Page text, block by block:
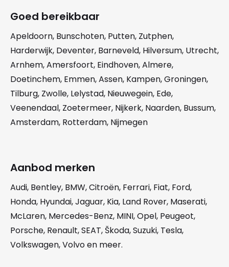
Goed bereikbaar
Apeldoorn, Bunschoten, Putten, Zutphen,
Harderwijk, Deventer, Barneveld, Hilversum, Utrecht,
Arnhem,Amersfoort, Eindhoven,Almere,
Doetinchem, Emmen,Assen, Kampen,Groningen,
Tilburg, Zwolle, Lelystad, Nieuwegein, Ede,
Veenendaal, Zoetermeer, Nijkerk, Naarden, Bussum,
Amsterdam, Rotterdam, Nijmegen
Aanbod merken
Audi, Bentley, BMW,Citroën, Ferrari, Fiat, Ford,
Honda, Hyundai,Jaguar, Kia, Land Rover, Maserati,
McLaren, Mercedes-Benz, MINI,Opel, Peugeot,
Porsche, Renault,SEAT, Škoda,Suzuki, Tesla,
Volkswagen,Volvoen meer.